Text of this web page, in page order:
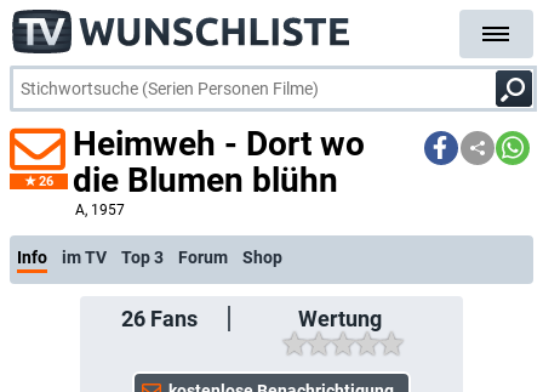
26
Heimweh - Dort wo
die Blumen blühn
A, 1957
Info im TV Top 3 Forum Shop
26Fans Wertung